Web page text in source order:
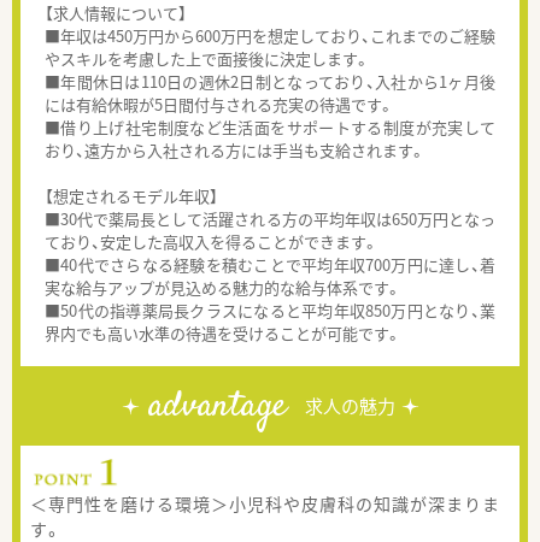
【求人情報について】
■年収は450万円から600万円を想定しており、これまでのご経験
やスキルを考慮した上で面接後に決定します。
■年間休日は110日の週休2日制となっており、入社から1ヶ月後
には有給休暇が5日間付与される充実の待遇です。
■借り上げ社宅制度など生活面をサポートする制度が充実して
おり、遠方から入社される方には手当も支給されます。
【想定されるモデル年収】
■30代で薬局長として活躍される方の平均年収は650万円となっ
ており、安定した高収入を得ることができます。
■40代でさらなる経験を積むことで平均年収700万円に達し、着
実な給与アップが見込める魅力的な給与体系です。
■50代の指導薬局長クラスになると平均年収850万円となり、業
界内でも高い水準の待遇を受けることが可能です。
advantage 求人の魅力
＜専門性を磨ける環境＞小児科や皮膚科の知識が深まりま
す。